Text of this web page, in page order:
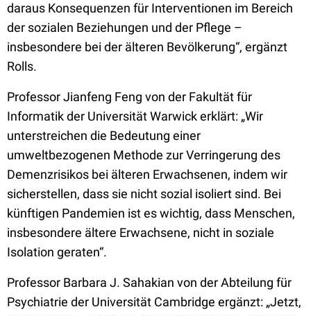
daraus Konsequenzen für Interventionen im Bereich
der sozialen Beziehungen und der Pflege –
insbesondere bei der älteren Bevölkerung“, ergänzt
Rolls.
Professor Jianfeng Feng von der Fakultät für
Informatik der Universität Warwick erklärt: „Wir
unterstreichen die Bedeutung einer
umweltbezogenen Methode zur Verringerung des
Demenzrisikos bei älteren Erwachsenen, indem wir
sicherstellen, dass sie nicht sozial isoliert sind. Bei
künftigen Pandemien ist es wichtig, dass Menschen,
insbesondere ältere Erwachsene, nicht in soziale
Isolation geraten“.
Professor Barbara J. Sahakian von der Abteilung für
Psychiatrie der Universität Cambridge ergänzt: „Jetzt,